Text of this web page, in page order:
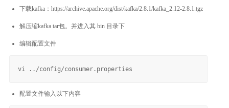
下载kafka：https://archive.apache.org/dist/kafka/2.8.1/kafka_2.12-2.8.1.tgz
解压缩kafka tar包。并进入其 bin 目录下
编辑配置文件
配置文件输入以下内容